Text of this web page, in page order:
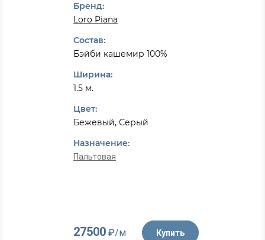
Бренд:
Loro Piana
Состав:
Бэйби кашемир 100%
Ширина:
1.5 м.
Цвет:
Бежевый, Серый
Назначение:
Пальтовая
27500₽/м Купить